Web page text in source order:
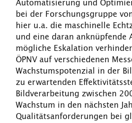
Automatisierung und
bei der Forschungsgruppe
hier u.a. die maschinelle
und eine daran anknüpfende
mögliche Eskalation
ÖPNV auf verschiedenen
Wachstumspotenzial in der
zu erwartenden
Bildverarbeitung zwischen
Wachstum in den nächsten
Qualitätsanforderungen bei